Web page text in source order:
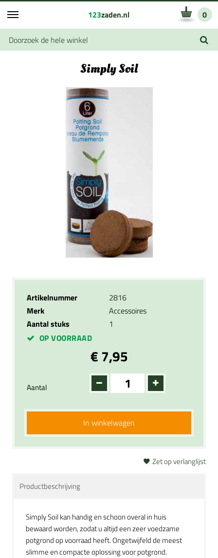
123zaden.nl 0
Simply Soil
Artikelnummer
2816
Merk
Accessoires
Aantal stuks
1
OP VOORRAAD
€ 7,95
Aantal
In winkelwagen
Zet op verlanglijst
Productbeschrijving
Simply Soil kan handig en schoon overal in huis
bewaard worden, zodat u altijd een zeer voedzame
potgrond op voorraad heeft. Ongetwijfeld de meest
slimme en compacte oplossing voor potgrond.